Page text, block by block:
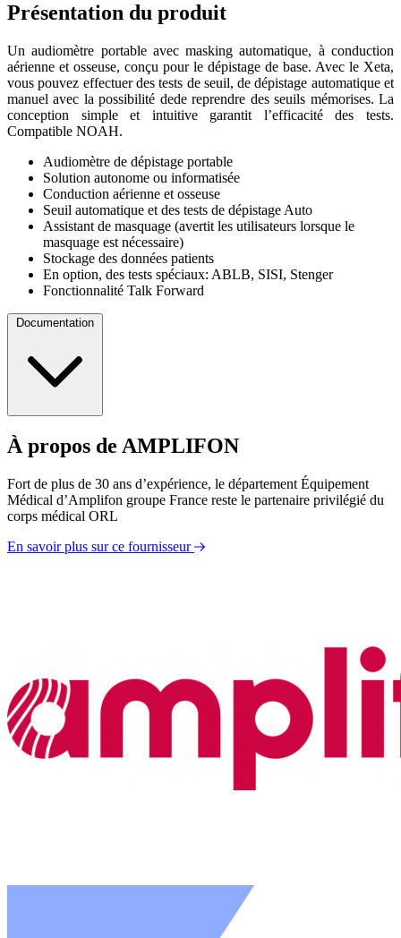
Présentation du produit
Un audiomètre portable avec masking automatique, à conduction
aérienne et osseuse, conçu pour le dépistage de base. Avec le Xeta,
vous pouvez effectuer des tests de seuil, de dépistage automatique et
manuel avec la possibilité dede reprendre des seuils mémorises. La
conception simple et intuitive garantit l’efficacité des tests.
Compatible NOAH.
Audiomètre de dépistage portable
Solution autonome ou informatisée
Conduction aérienne et osseuse
Seuil automatique et des tests de dépistage Auto
Assistant de masquage (avertit les utilisateurs lorsque le
masquage est nécessaire)
Stockage des données patients
En option, des tests spéciaux: ABLB, SISI, Stenger
Fonctionnalité Talk Forward
Documentation
Fiche technique
À propos de AMPLIFON
Fort de plus de 30 ans d’expérience, le département Équipement
Médical d’Amplifon groupe France reste le partenaire privilégié du
corps médical ORL
En savoir plus sur ce fournisseur